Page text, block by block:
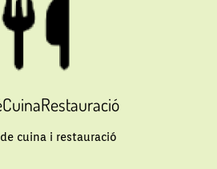
cuina i restauració